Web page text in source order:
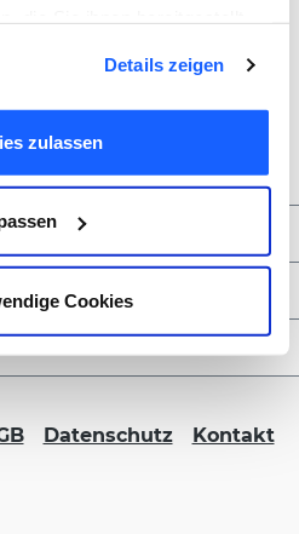
Einwilligung zu unseren
Webseite weiterhin nutzen.
Details zeigen
zulassen
Cookies
Datenschutz Kontakt